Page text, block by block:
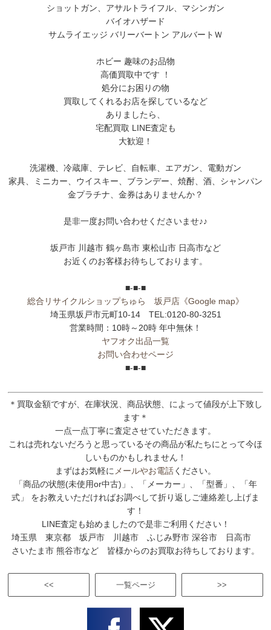
ショットガン、アサルトライフル、マシンガン
バイオハザード
サムライエッジ バリーバートン アルバートＷ
ホビー 趣味のお品物
高価買取中です ！
処分にお困りの物
買取してくれるお店を探しているなど
ありましたら、
宅配買取 LINE査定も
大歓迎！
洗濯機、冷蔵庫、テレビ、自転車、エアガン、電動ガン
家具、ミニカー、ウイスキー、ブランデー、焼酎、酒、シャンパン
金プラチナ、金券はありませんか？
是非一度お問い合わせくださいませ♪♪
坂戸市 川越市 鶴ヶ島市 東松山市 日高市など
お近くのお客様お待ちしております。
■-■-■
総合リサイクルショップちゅら 坂戸店 《Google map》
埼玉県坂戸市元町10-14 TEL:0120-80-3251
営業時間：10時～20時 年中無休！
ヤフオク出品一覧
お問い合わせページ
■-■-■
＊買取金額ですが、在庫状況、商品状態、によって値段が上下致し
ます＊
一点一点丁寧に査定させていただきます。
これは売れないだろうと思っているその商品が私たちにとって今ほ
しいものかもしれません！
まずはお気軽に メールやお電話ください。
「商品の状態(未使用or中古)」、「メーカー」、「型番」、「年
式」 をお教えいただければお調べして折り返しご連絡差し上げま
す！
LINE査定も始めましたので是非ご利用ください！
埼玉県 東京都 坂戸市 川越市 ふじみ野市 深谷市 日高市
さいたま市 熊谷市など 皆様からのお買取お待ちしております。
<< >>
一覧ページ